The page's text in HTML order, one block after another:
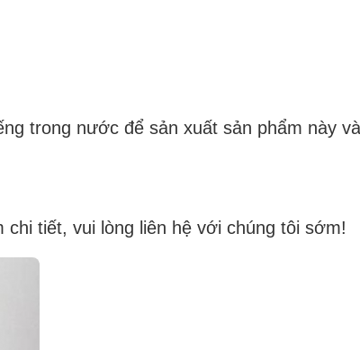
trong nước để sản xuất sản phẩm này
tiết, vui lòng liên hệ với chúng tôi sớm!